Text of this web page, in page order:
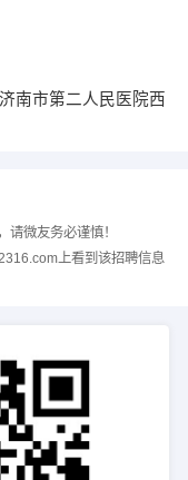
南市第二人民医院西
微友务必谨慎！
上看到该招聘信息